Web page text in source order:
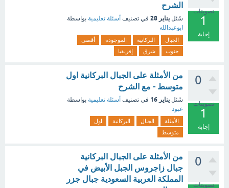
تصويتات
1
إجابة
الشرح
سُئل يناير 28 في تصنيف أسئلة تعليمية بواسطة
ابوعبدالله
الجبال البركانية الموجودة
أقصى
جنوب
شرق إفريقيا
0
تصويتات
1
إجابة
من الأمثلة على الجبال البركانية اول
متوسط - مع الشرح
سُئل يناير 16 في تصنيف أسئلة تعليمية بواسطة
عبود
الأمثلة الجبال البركانية
اول
متوسط
0
تصويتات
من الأمثلة على الجبال البركانية
جبال زاجروس الجبل الأبيض في
المملكة العربية السعودية جبال جزر